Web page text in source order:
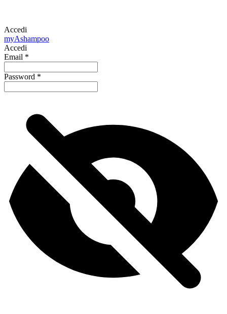
Accedi
myAshampoo
Accedi
Email *
Password *